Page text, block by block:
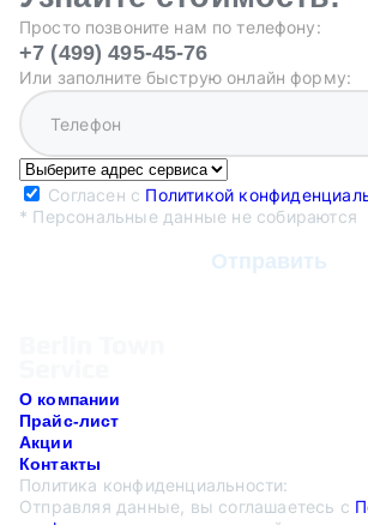
Просто позвоните нам по телефону:
+7 (499) 495-45-76
Или заполните быструю онлайн форму:
Согласен с Политикой
* Персональные данные не собираются
О компании
Прайс-лист
Акции
Контакты
Политика конфиденциальности:
Отправляя данные, вы соглашаетесь с